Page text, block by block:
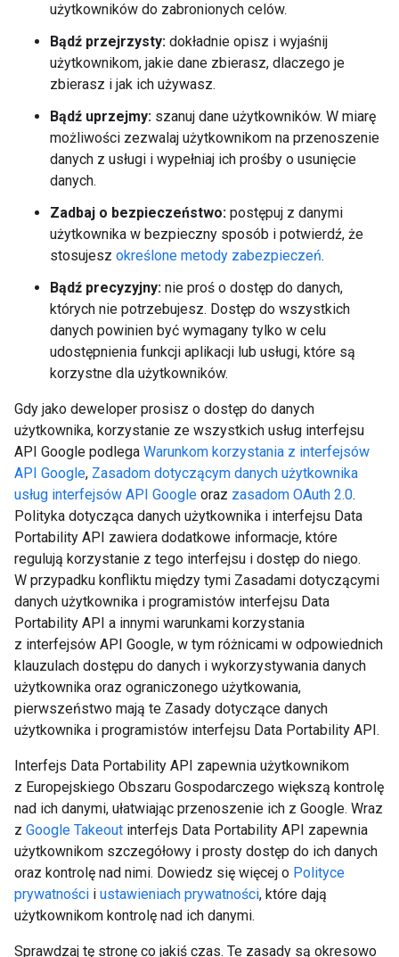
użytkowników do zabronionych celów.
Bądź przejrzysty: dokładnie opisz i wyjaśnij
użytkownikom, jakie dane zbierasz, dlaczego je
zbierasz i jak ich używasz.
Bądź uprzejmy: szanuj dane użytkowników. W miarę
możliwości zezwalaj użytkownikom na przenoszenie
danych z usługi i wypełniaj ich prośby o usunięcie
danych.
Zadbaj o bezpieczeństwo: postępuj z danymi
użytkownika w bezpieczny sposób i potwierdź, że
stosujesz określone metody zabezpieczeń.
Bądź precyzyjny: nie proś o dostęp do danych,
których nie potrzebujesz. Dostęp do wszystkich
danych powinien być wymagany tylko w celu
udostępnienia funkcji aplikacji lub usługi, które są
korzystne dla użytkowników.
Gdy jako deweloper prosisz o dostęp do danych
użytkownika, korzystanie ze wszystkich usług interfejsu
API Google podlega Warunkom korzystania z interfejsów
API Google, Zasadom dotyczącym danych użytkownika
usług interfejsów API Google oraz zasadom OAuth 2.0.
Polityka dotycząca danych użytkownika i interfejsu Data
Portability API zawiera dodatkowe informacje, które
regulują korzystanie z tego interfejsu i dostęp do niego.
W przypadku konfliktu między tymi Zasadami dotyczącymi
danych użytkownika i programistów interfejsu Data
Portability API a innymi warunkami korzystania
z interfejsów API Google, w tym różnicami w odpowiednich
klauzulach dostępu do danych i wykorzystywania danych
użytkownika oraz ograniczonego użytkowania,
pierwszeństwo mają te Zasady dotyczące danych
użytkownika i programistów interfejsu Data Portability API.
Interfejs Data Portability API zapewnia użytkownikom
z Europejskiego Obszaru Gospodarczego większą kontrolę
nad ich danymi, ułatwiając przenoszenie ich z Google. Wraz
z Google Takeout interfejs Data Portability API zapewnia
użytkownikom szczegółowy i prosty dostęp do ich danych
oraz kontrolę nad nimi. Dowiedz się więcej o Polityce
prywatności i ustawieniach prywatności, które dają
użytkownikom kontrolę nad ich danymi.
Sprawdzaj tę stronę co jakiś czas. Te zasady są okresowo